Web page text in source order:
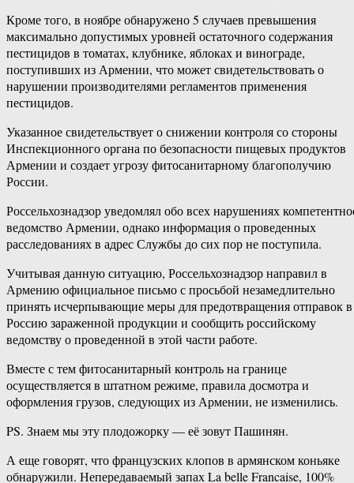
Кроме того, в ноябре обнаружено 5 случаев превышения
максимально допустимых уровней остаточного содержания
пестицидов в томатах, клубнике, яблоках и винограде,
поступивших из Армении, что может свидетельствовать о
нарушении производителями регламентов применения
пестицидов.
Указанное свидетельствует о снижении контроля со стороны
Инспекционного органа по безопасности пищевых продуктов
Армении и создает угрозу фитосанитарному благополучию
России.
Россельхознадзор уведомлял обо всех нарушениях
ведомство Армении, однако информация о проведенных
расследованиях в адрес Службы до сих пор не поступила.
Учитывая данную ситуацию, Россельхознадзор направил в
Армению официальное письмо с просьбой незамедлительно
принять исчерпывающие меры для предотвращения отправок в
Россию зараженной продукции и сообщить российскому
ведомству о проведенной в этой части работе.
Вместе с тем фитосанитарный контроль на границе
осуществляется в штатном режиме, правила досмотра и
оформления грузов, следующих из Армении, не изменились.
PS. Знаем мы эту плодожорку — её зовут Пашинян.
А еще говорят, что французских клопов в армянском коньяке
обнаружили. Непередаваемый запах La belle Francaise, 100%